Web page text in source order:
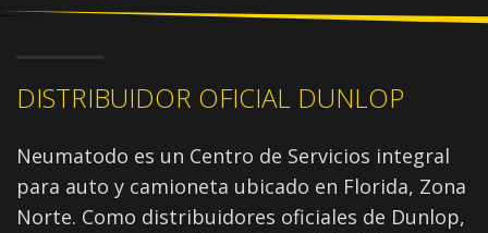
DISTRIBUIDOR OFICIAL DUNLOP
Neumatodo es un Centro de Servicios integral
para auto y camioneta ubicado en Florida, Zona
Norte. Como distribuidores oficiales de Dunlop,